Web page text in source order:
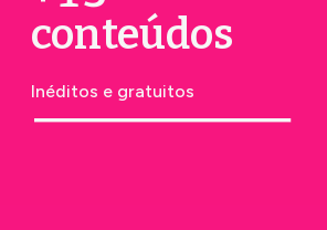
conteúdos
Inéditos e gratuitos